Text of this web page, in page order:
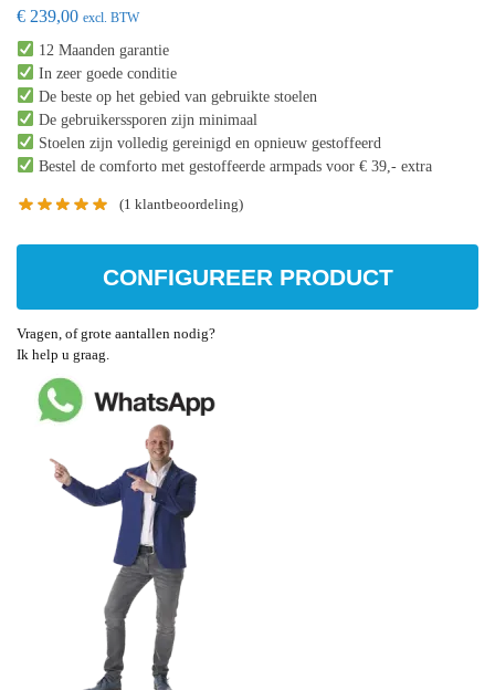
€ 239,00 excl. BTW
12 Maanden garantie
In zeer goede conditie
De beste op het gebied van gebruikte stoelen
De gebruikerssporen zijn minimaal
Stoelen zijn volledig gereinigd en opnieuw gestoffeerd
Bestel de comforto met gestoffeerde armpads voor € 39,- extra
(1 klantbeoordeling)
CONFIGUREER PRODUCT
Vragen, of grote aantallen nodig?
Ik help u graag.